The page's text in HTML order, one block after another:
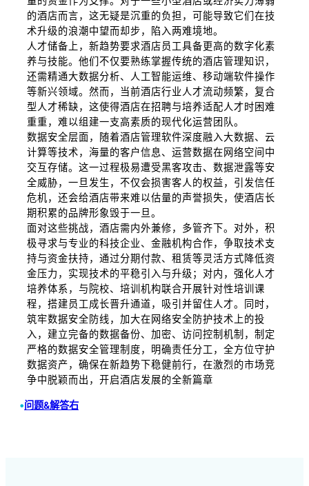
的酒店而言，这无疑是沉重的负担，可能导致它们在技
术升级的浪潮中望而却步，陷入两难境地。
人才储备上，新趋势要求酒店员工具备更高的数字化素
养与技能。他们不仅要熟练掌握传统的酒店管理知识，
还需精通大数据分析、人工智能运维、移动端软件操作
等新兴领域。然而，当前酒店行业人才流动频繁，复合
型人才稀缺，这使得酒店在招聘与培养适配人才时困难
重重，难以组建一支高素质的现代化运营团队。
数据安全层面，随着酒店管理软件深度融入大数据、云
计算等技术，海量的客户信息、运营数据在网络空间中
交互存储。这一过程极易遭受黑客攻击、数据泄露等安
全威胁，一旦发生，不仅会损害客人的权益，引发信任
危机，还会给酒店带来难以估量的声誉损失，使酒店长
期积累的品牌形象毁于一旦。
面对这些挑战，酒店需内外兼修，多管齐下。对外，积
极寻求与专业的科技企业、金融机构合作，争取技术支
持与资金扶持，通过分期付款、租赁等灵活方式降低资
金压力，实现技术的平稳引入与升级；对内，强化人才
培养体系，与院校、培训机构联合开展针对性培训课
程，搭建员工成长晋升通道，吸引并留住人才。同时，
筑牢数据安全防线，加大在网络安全防护技术上的投
入，建立完备的数据备份、加密、访问控制机制，制定
严格的数据安全管理制度，明确责任分工，全方位守护
数据资产，确保在新趋势下稳健前行，在激烈的市场竞
争中脱颖而出，开启酒店发展的全新篇章
•问题&解答右